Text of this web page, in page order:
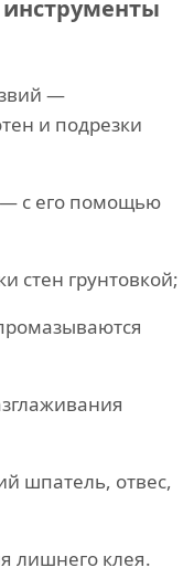
—
и подрезки
с его помощью
стен грунтовкой;
шпатель, отвес,
лишнего клея.